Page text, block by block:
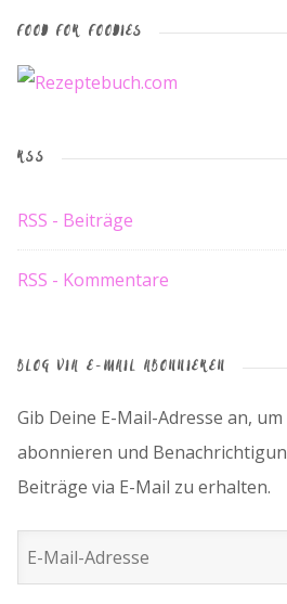
FOOD FOR FOODIES
RSS
RSS - Beiträge
RSS - Kommentare
BLOG VIA E-MAIL ABONNIEREN
Gib Deine E-Mail-Adresse an,
abonnieren und
Beiträge via E-Mail zu erhalten.
E-
Mail-